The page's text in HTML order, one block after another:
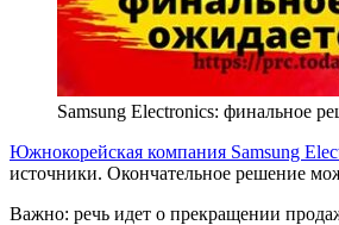
Samsung Electronics: финальное
Южнокорейская компания Samsung
источники. Окончательное решение
Важно: речь идет о прекращении